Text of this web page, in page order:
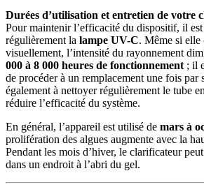
Durées d’utilisation et entretien de votre
Pour maintenir l’efficacité du dispositif, il
régulièrement la lampe UV-C. Même si elle
visuellement, l’intensité du rayonnement
000 à 8 000 heures de fonctionnement ; il
de procéder à un remplacement une fois par
également à nettoyer régulièrement le tube
réduire l’efficacité du système.
En général, l’appareil est utilisé de mars à
prolifération des algues augmente avec la
Pendant les mois d’hiver, le clarificateur
dans un endroit à l’abri du gel.